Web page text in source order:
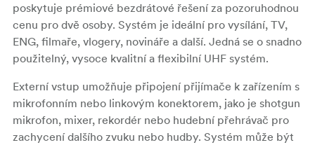
poskytuje prémiové bezdrátové řešení za pozoruhodnou
cenu pro dvě osoby. Systém je ideální pro vysílání, TV,
ENG, filmaře, vlogery, novináře a další. Jedná se o snadno
použitelný, vysoce kvalitní a flexibilní UHF systém.
Externí vstup umožňuje připojení přijímače k zařízením s
mikrofonním nebo linkovým konektorem, jako je shotgun
mikrofon, mixer, rekordér nebo hudební přehrávač pro
zachycení dalšího zvuku nebo hudby. Systém může být